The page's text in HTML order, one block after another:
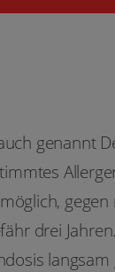
genannt
drei
langsam